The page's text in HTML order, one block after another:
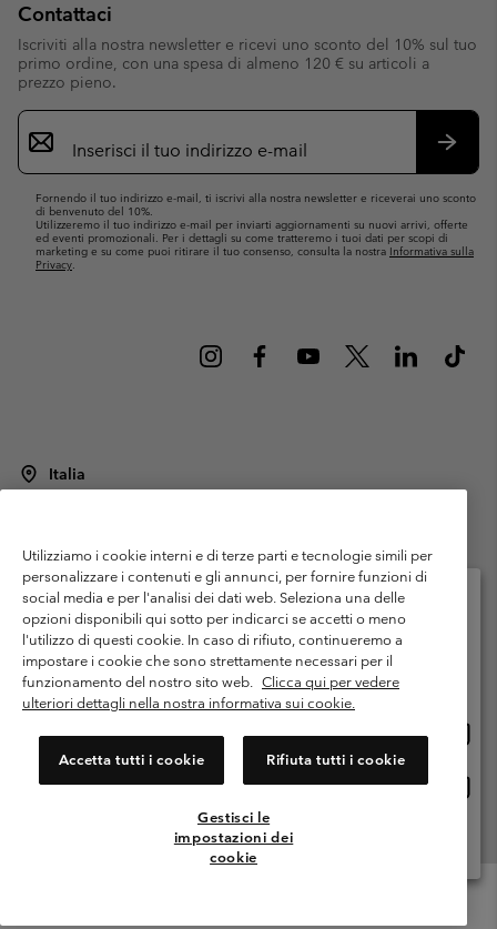
Contattaci
Iscriviti alla nostra newsletter e ricevi uno sconto del 10% sul tuo
primo ordine, con una spesa di almeno 120 € su articoli a
prezzo pieno.
Iscrizione
e-
mail
Fornendo il tuo indirizzo e-mail, ti iscrivi alla nostra newsletter e riceverai uno sconto
di benvenuto del 10%.
Utilizzeremo il tuo indirizzo e-mail per inviarti aggiornamenti su nuovi arrivi, offerte
ed eventi promozionali. Per i dettagli su come tratteremo i tuoi dati per scopi di
marketing e su come puoi ritirare il tuo consenso, consulta la nostra Informativa sulla
Privacy.
Italia
Termini di utilizzo
Condizioni Generali di Venditaa
Garanzia
Politica sulla privacy
Termini e condizioni del programma di membership
Condizioni di utilizzo dei contenuti generati dagli utenti
Impressum
Cookies
Public CBCR
Servizio clienti: Lun. - ven. 9:00 - 13:00 & 14:00- 18:00
(+)390694804176
Utilizziamo i cookie interni e di terze parti e tecnologie simili per
personalizzare i contenuti e gli annunci, per fornire funzioni di
social media e per l'analisi dei dati web. Seleziona una delle
opzioni disponibili qui sotto per indicarci se accetti o meno
l'utilizzo di questi cookie. In caso di rifiuto, continueremo a
impostare i cookie che sono strettamente necessari per il
funzionamento del nostro sito web. Clicca qui per vedere
ulteriori dettagli nella nostra informativa sui cookie.
Accetta tutti i cookie Rifiuta tutti i cookie
Gestisci le
impostazioni dei
cookie
Seleziona il paese di spedizione e la lingua
Shopping online disponibile
online
Italia
online
Visualizza Tutti I Paesi